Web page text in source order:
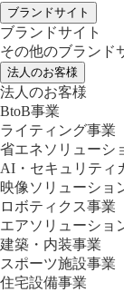
ブランドサイト
ブランドサイト
その他のブランド
法人のお客様
法人のお客様
BtoB事業
ライティング事業
省エネソリューシ
AI・セキュリティ
映像ソリューショ
ロボティクス事業
エアソリューショ
建築・内装事業
スポーツ施設事業
住宅設備事業